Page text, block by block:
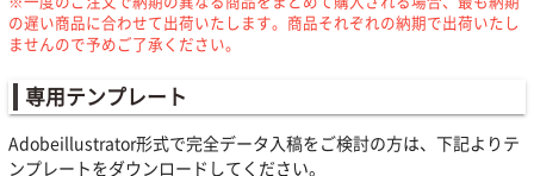
の遅い商品に合わせて出荷いたします。商品それぞれの納期で出荷いたし
ませんので予めご了承ください。
専用テンプレート
Adobeillustrator形式で完全データ入稿をご検討の方は、下記よりテ
ンプレートをダウンロードしてください。